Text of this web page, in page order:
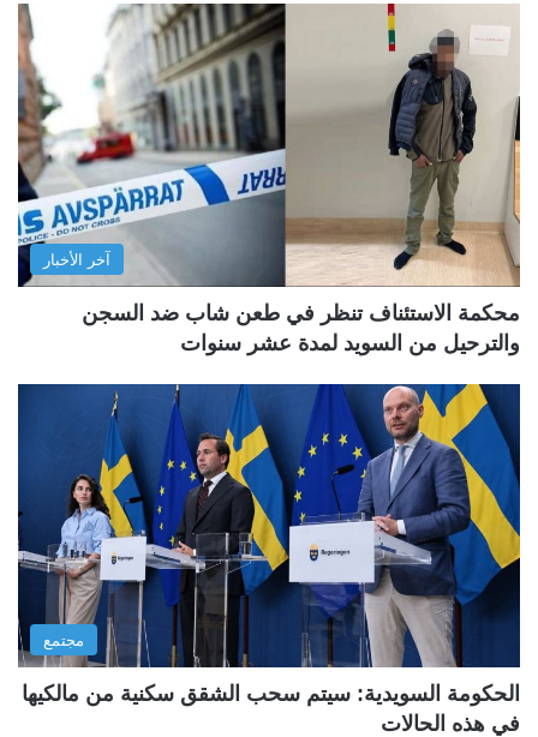
آخر الأخبار
محكمة الاستئناف تنظر في طعن شاب ضد السجن
والترحيل من السويد لمدة عشر سنوات
مجتمع
الحكومة السويدية: سيتم سحب الشقق سكنية من مالكيها
في هذه الحالات